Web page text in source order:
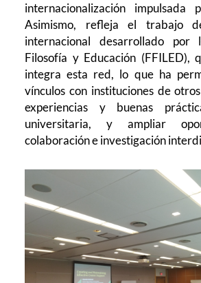
internacionalización impulsada
Asimismo, refleja el trabajo
internacional desarrollado
Filosofía y Educación (FFILED),
integra esta red, lo que ha
vínculos con instituciones de
experiencias y buenas
universitaria, y ampliar
colaboración e investigación